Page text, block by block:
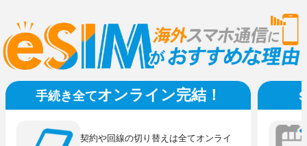
手続き全てオンライン完結！
契約や回線の切り替えは全てオンライ